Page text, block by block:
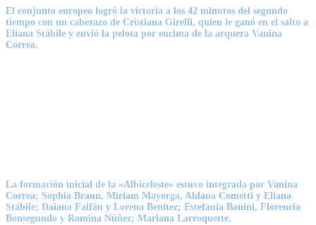
El conjunto europeo logró la victoria a los 42 minutos del segundo
tiempo con un cabezazo de Cristiana Girelli, quien le ganó en el salto a
Eliana Stábile y envió la pelota por encima de la arquera Vanina
Correa.
La formación inicial de la «Albiceleste» estuvo integrada por Vanina
Correa; Sophia Braun, Miriam Mayorga, Aldana Cometti y Eliana
Stábile; Daiana Falfán y Lorena Benítez; Estefanía Banini, Florencia
Bonsegundo y Romina Núñez; Mariana Larroquette.